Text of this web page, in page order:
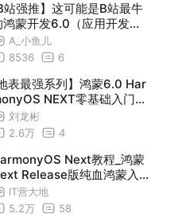
！
B站强推】这可能是B站最牛
鸿蒙开发6.0（应用开发零
础入门到就业教程）2025
新版！包学包会100%速通
少走99%的弯路！
A_小鱼儿
8536
6
地表最强系列】鸿蒙6.0 Har
NEXT零基础入门视
教程-arkTS-arkUI免费视频
程
刘龙彬
2.6万
4
Next教程_鸿蒙
Release版纯血鸿蒙入
实战系列开发教程-2025年
录制更新
IT营大地
5.2万
58